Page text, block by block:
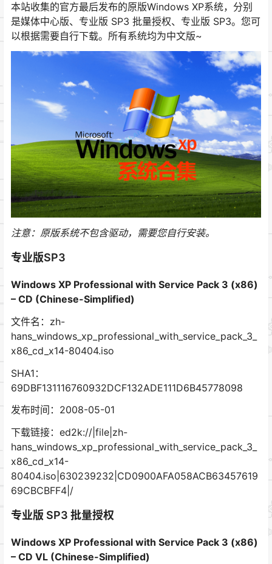
本站收集的官方最后发布的原版Windows XP系统，分别
是媒体中心版、专业版 SP3 批量授权、专业版 SP3。您可
以根据需要自行下载。所有系统均为中文版~
注意：原版系统不包含驱动，需要您自行安装。
专业版SP3
Windows XP Professional with Service Pack 3 (x86)
– CD (Chinese-Simplified)
文件名：zh-
hans_windows_xp_professional_with_service_pack_3_
x86_cd_x14-80404.iso
SHA1：
69DBF131116760932DCF132ADE111D6B45778098
发布时间：2008-05-01
下载链接：ed2k://|file|zh-
hans_windows_xp_professional_with_service_pack_3_
x86_cd_x14-
80404.iso|630239232|CD0900AFA058ACB63457619
69CBCBFF4|/
专业版 SP3 批量授权
Windows XP Professional with Service Pack 3 (x86)
– CD VL (Chinese-Simplified)